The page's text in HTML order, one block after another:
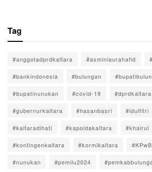
Tag
#anggotadprdkaltara #asminlaurahafid
#bankindonesia #bulungan
#bupatinunukan #covid-19 #dprdkaltara
#gubernurkaltara #hasanbasri #idulfitri
#kaltaradihati #kapoldakaltara #khairul
#kontingenkaltara #kormikaltara
#nunukan #pemilu2024